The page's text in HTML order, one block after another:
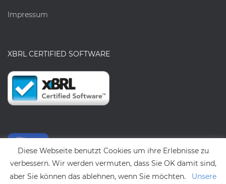
Impressum
XBRL CERTIFIED SOFTWARE
Diese Webseite benutzt Cookies um ihre Erlebnisse zu
verbessern. Wir werden vermuten, dass Sie OK damit sind,
aber Sie können das ablehnen, wenn Sie möchten.
Unsere